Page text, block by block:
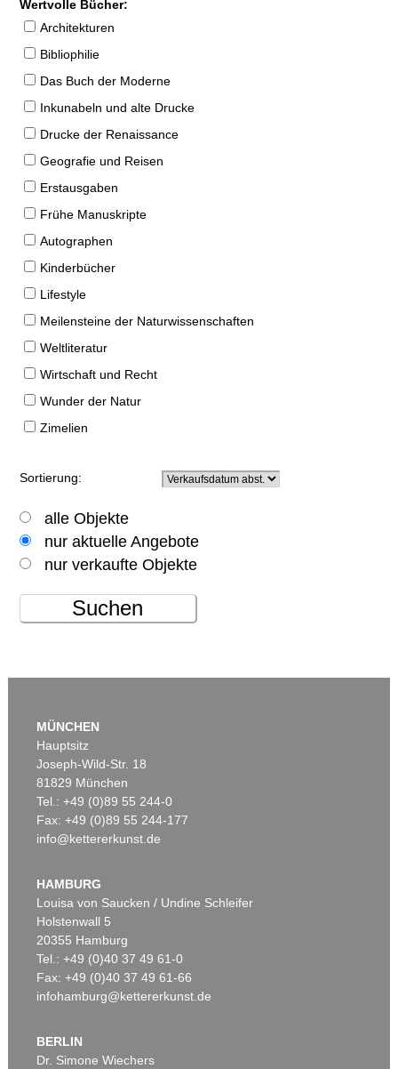
Wertvolle Bücher:
Architekturen
Bibliophilie
Das Buch der Moderne
Inkunabeln und alte Drucke
Drucke der Renaissance
Geografie und Reisen
Erstausgaben
Frühe Manuskripte
Autographen
Kinderbücher
Lifestyle
Meilensteine der Naturwissenschaften
Weltliteratur
Wirtschaft und Recht
Wunder der Natur
Zimelien
Sortierung:
alle Objekte
nur aktuelle Angebote
nur verkaufte Objekte
Suchen
MÜNCHEN
Hauptsitz
Joseph-Wild-Str. 18
81829 München
Tel.: +49 (0)89 55 244-0
Fax: +49 (0)89 55 244-177
info@kettererkunst.de
HAMBURG
Louisa von Saucken / Undine Schleifer
Holstenwall 5
20355 Hamburg
Tel.: +49 (0)40 37 49 61-0
Fax: +49 (0)40 37 49 61-66
infohamburg@kettererkunst.de
BERLIN
Dr. Simone Wiechers